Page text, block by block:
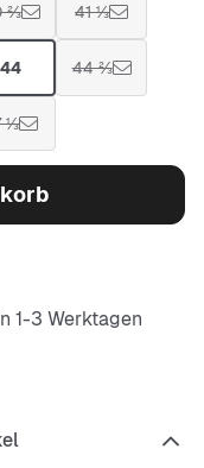
⅔ 41 ⅓
44 44 ⅔
⅓
1-3 Werktagen